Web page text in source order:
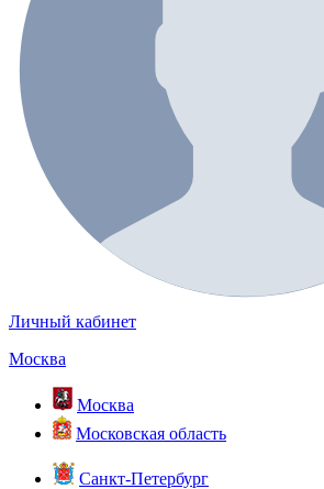
Личный кабинет
Москва
Москва
Московская область
Санкт-Петербург